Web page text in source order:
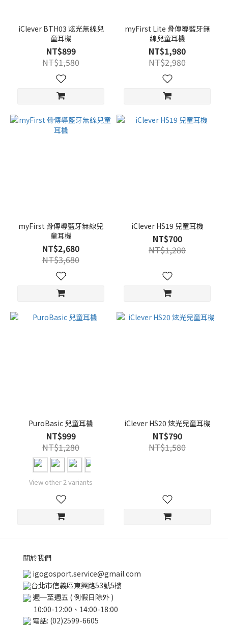
iClever BTH03 炫光無線兒
童耳機
NT$899
NT$1,580
myFirst Lite 骨傳導藍牙無
線兒童耳機
NT$1,980
NT$2,980
myFirst 骨傳導藍牙無線兒
童耳機
NT$2,680
NT$3,680
iClever HS19 兒童耳機
NT$700
NT$1,280
PuroBasic 兒童耳機
NT$999
NT$1,280
View other 2 variants
iClever HS20 炫光兒童耳機
NT$790
NT$1,580
關於我們
igogosport.service@gmail.com
台北市信義區東興路53號5樓
週一至週五 ( 例假日除外 )
10:00-12:00、14:00-18:00
電話: (02)2599-6605